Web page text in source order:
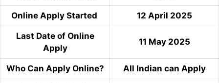
Online Apply Started 12 April 2025
Last Date of Online
Apply
11 May 2025
Who Can Apply Online? All Indian can Apply